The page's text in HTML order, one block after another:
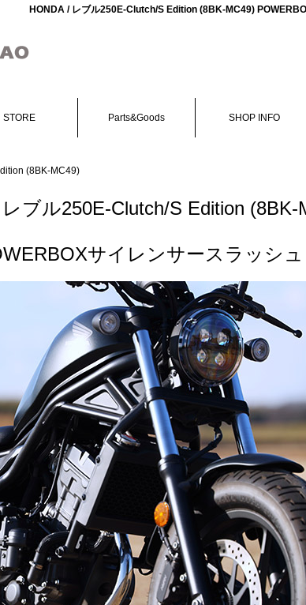
HONDA / レブル250E-Clutch/S Edition (8BK-MC49)
STORE Parts&Goods SHOP INFO
(8BK-MC49)
ブル250E-Clutch/S Edition (8BK-
サイレンサースラッシュ